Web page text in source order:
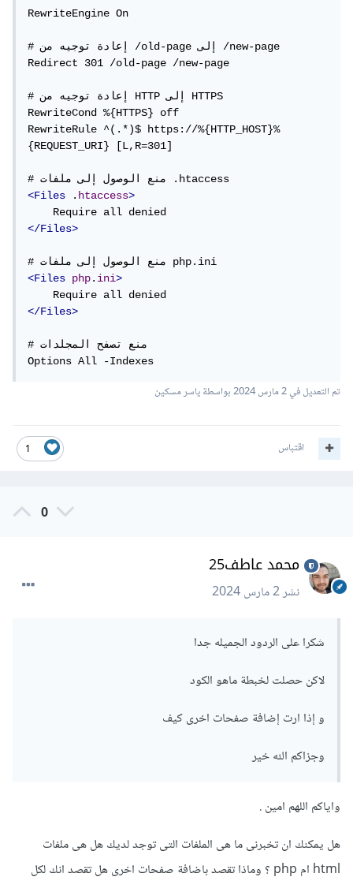
RewriteEngine On
# إعادة توجيه من /old-page إلى /new-page
Redirect 301 /old-page /new-page
# إعادة توجيه من HTTP إلى HTTPS
RewriteCond %{HTTPS} off
RewriteRule ^(.*)$ https://%{HTTP_HOST}%
{REQUEST_URI} [L,R=301]
<Files
.htaccess>
</Files>
<Files
php.ini>
</Files>
# منع تصفح المجلدات
Options All -Indexes
تم التعديل في2 مارس 2024 بواسطة ياسر مسكين
1 اقتباس
0
محمد عاطف25
نشر2 مارس 2024
شكرا على الردود الجميله جدا
لاكن حصلت لخبطة ماهو الكود
و إذا ارت إضافة صفحات اخرى كيف
وجزاكم الله خير
واياكم اللهم امين .
هل يمكنك ان تخبرنى ما هى الملفات التى توجد لديك هل هى ملفات
html ام php ؟ وماذا تقصد باضافة صفحات اخرى هل تقصد انك لكل